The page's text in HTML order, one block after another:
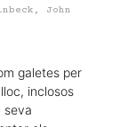
John
galetes per
inclosos
seva